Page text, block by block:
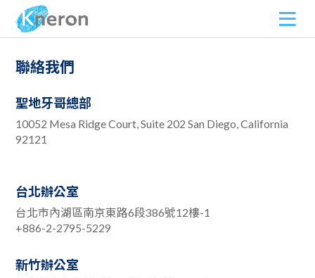
聯絡我們
聖地牙哥總部
10052 Mesa Ridge Court, Suite 202 San Diego, California
92121
台北辦公室
台北市內湖區南京東路6段386號12樓-1
+886-2-2795-5229
新竹辦公室